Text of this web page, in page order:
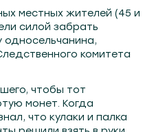
местных жителей (45 и
силой забрать
односельчанина,
комитета
чтобы тот
монет. Когда
что кулаки и палка